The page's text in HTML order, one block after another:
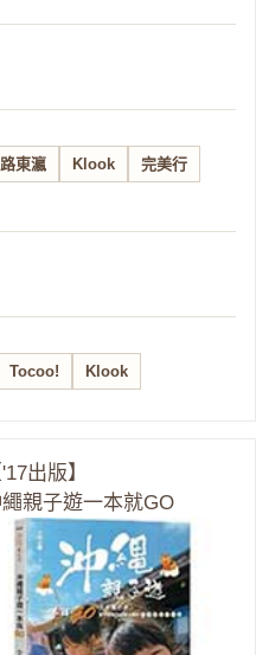
東瀛 Klook 完美行
Tocoo! Klook
'17出版】
親子遊一本就GO